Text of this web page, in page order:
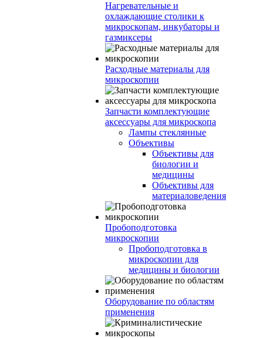
Нагревательные и
охлаждающие столики к
микроскопам, инкубаторы и
газмиксеры
Расходные материалы для
микроскопии
Запчасти комплектующие
аксессуары для микроскопа
Лампы стеклянные
Объективы
Объективы для
биологии и
медицины
Объективы для
материаловедения
Пробоподготовка
микроскопии
Пробоподготовка в
микроскопии для
медицины и биологии
Оборудование по областям
применения